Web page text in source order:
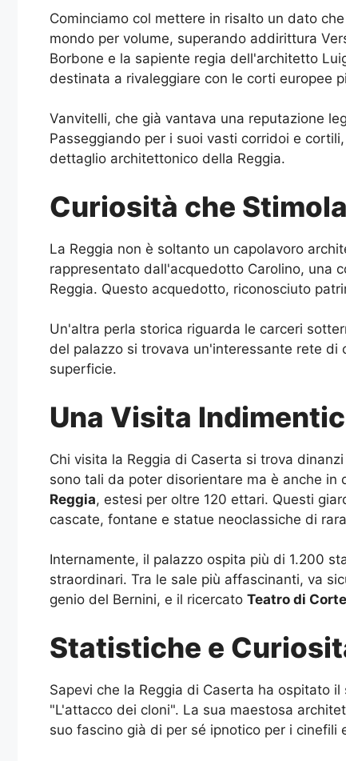
Cominciamo col mettere in risalto un dato
mondo per volume, superando addirittura
Borbone e la sapiente regia dell'architetto
destinata a rivaleggiare con le corti europee
Vanvitelli, che già vantava una reputazione
Passeggiando per i suoi vasti corridoi e
dettaglio architettonico della Reggia.
Curiosità che
La Reggia non è soltanto un capolavoro
rappresentato dall'acquedotto Carolino, una
Reggia. Questo acquedotto, riconosciuto
Un'altra perla storica riguarda le carceri
del palazzo si trovava un'interessante rete
superficie.
Una Visita
Chi visita la Reggia di Caserta si trova
sono tali da poter disorientare ma è anche
Reggia, estesi per oltre 120 ettari. Questi
cascate, fontane e statue neoclassiche di
Internamente, il palazzo ospita più di 1.200
straordinari. Tra le sale più affascinanti, va
genio del Bernini, e il ricercato Teatro di Corte
Statistiche e
Sapevi che la Reggia di Caserta ha ospitato
"L'attacco dei cloni". La sua maestosa
suo fascino già di per sé ipnotico per i cinefili